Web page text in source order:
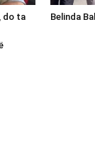
do ta
Belinda